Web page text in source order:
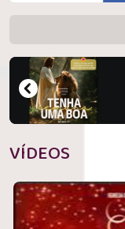
VÍDEOS